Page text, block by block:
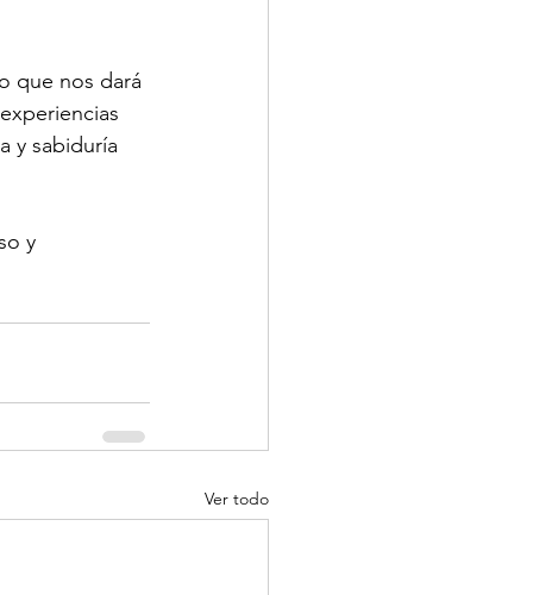
que nos dará
y sabiduría
y
Ver todo